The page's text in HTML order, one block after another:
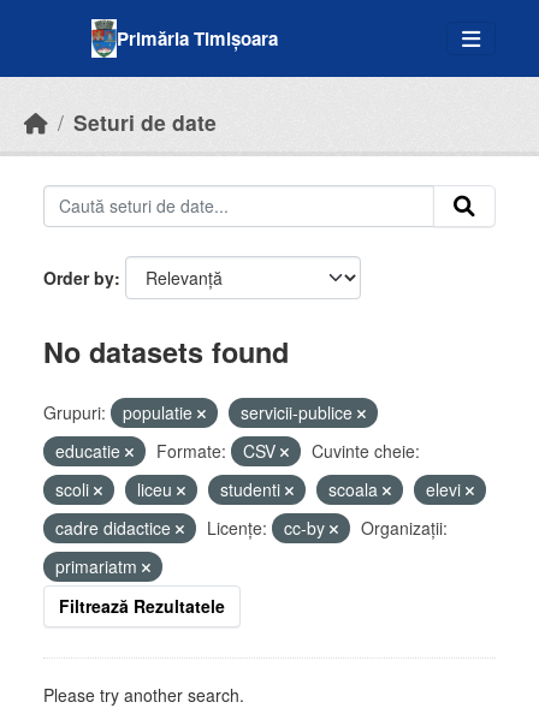
Primăria Timișoara
Seturi de date
Order by
No datasets found
Grupuri: populatie
servicii-publice
educatie
Formate: CSV
Cuvinte cheie:
scoli
liceu studenti scoala
elevi
cadre didactice
Licenţe: cc-by
Organizații:
primariatm
Filtrează Rezultatele
Please try another search.